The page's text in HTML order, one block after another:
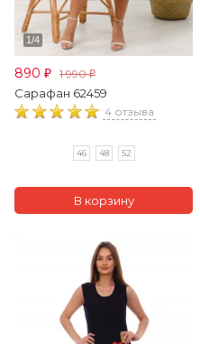
890 ₽ 1 990₽
Сарафан 62459
4 отзыва
46 48 52